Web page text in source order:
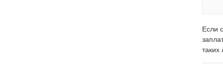
Если
таких